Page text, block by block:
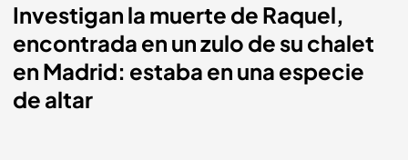
Investigan la muerte de Raquel,
encontrada en un zulo de su chalet
en Madrid: estaba en una especie
de altar